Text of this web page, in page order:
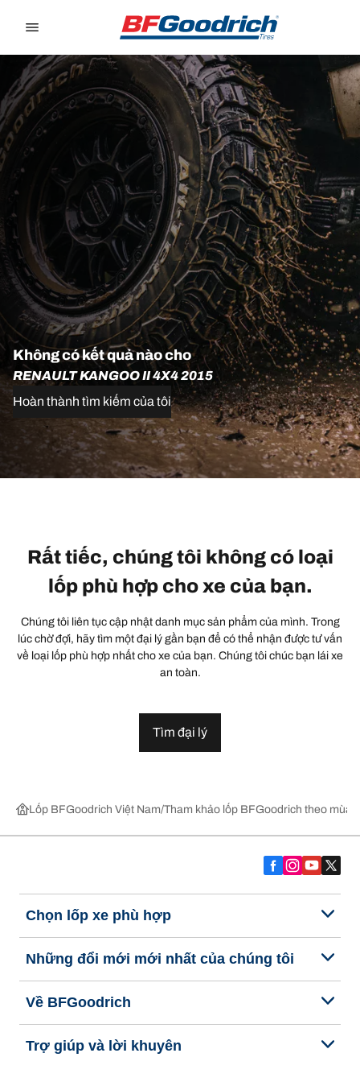
Không có kết quả nào cho
RENAULT KANGOO II 4X4 2015
Hoàn thành tìm kiếm của tôi
Rất tiếc, chúng tôi không có loại
lốp phù hợp cho xe của bạn.
Chúng tôi liên tục cập nhật danh mục sản phẩm của mình. Trong
lúc chờ đợi, hãy tìm một đại lý gần bạn để có thể nhận được tư vấn
về loại lốp phù hợp nhất cho xe của bạn. Chúng tôi chúc bạn lái xe
an toàn.
Tìm đại lý
Lốp BFGoodrich Việt Nam Tham khảo lốp BFGoodrich theo
Chọn lốp xe phù hợp
Những đổi mới mới nhất của chúng tôi
Về BFGoodrich
Trợ giúp và lời khuyên